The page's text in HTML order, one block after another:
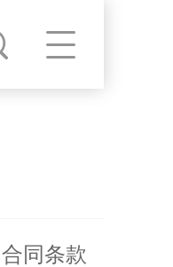
同条款